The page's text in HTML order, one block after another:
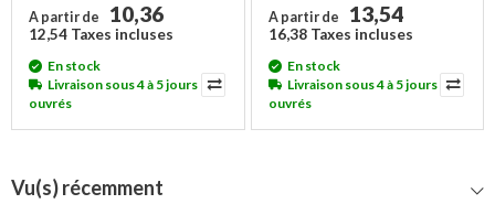
A partir de 10,36
12,54 Taxes incluses
En stock
Livraison sous 4 à 5 jours
ouvrés
A partir de 13,54
16,38 Taxes incluses
En stock
Livraison sous 4 à 5 jours
ouvrés
Vu(s) récemment